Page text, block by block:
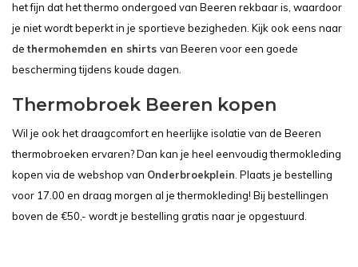
het fijn dat het thermo ondergoed van Beeren rekbaar is, waardoor
je niet wordt beperkt in je sportieve bezigheden. Kijk ook eens naar
dethermohemden en shirts van Beeren voor een goede
bescherming tijdens koude dagen.
Thermobroek Beeren kopen
Wil je ook het draagcomfort en heerlijke isolatie van de Beeren
thermobroeken ervaren? Dan kan je heel eenvoudig thermokleding
kopen via de webshop van Onderbroekplein . Plaats je bestelling
voor 17.00 en draag morgen al je thermokleding! Bij bestellingen
boven de €50,- wordt je bestelling gratis naar je opgestuurd.